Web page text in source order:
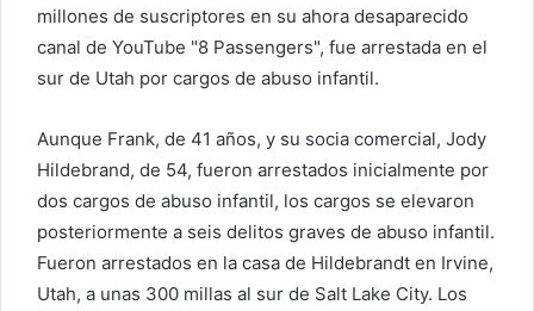
n
c
o
l
e
c
millones de suscriptores en su ahora desaparecido
canal de YouTube "8 Passengers", fue arrestada en el
sur de Utah por cargos de abuso infantil.
Aunque Frank, de 41 años, y su socia comercial, Jody
Hildebrand, de 54, fueron arrestados inicialmente por
dos cargos de abuso infantil, los cargos se elevaron
posteriormente a seis delitos graves de abuso infantil.
Fueron arrestados en la casa de Hildebrandt en Irvine,
Utah, a unas 300 millas al sur de Salt Lake City. Los